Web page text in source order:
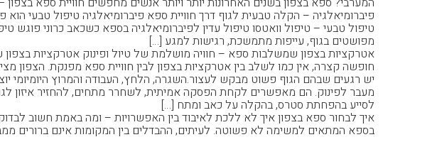
פיברומיאלגיה – הקלה טבעית לגוף דרך חוויית ספא פיברומיאלגיה טיפול טבעי הוא
טיפול טבעי – טיפול וואטסו טיפול עדין לפיברומיאלגיה בספא כשכאב כרוני פוגש
מפושטים בגוף, עייפות מתמשכת, רגישות למגע […]
אטרקציות בצפון שמשלבות ספא – חוויה מושלמת של טיול ופינוק אטרקציות
חופשה קצרה, אין כמו לשלב בין אטרקציות בצפון לבין חוויית ספא מפנקת. הצפון
יש רגעים שבהם הגוף פשוט מבקש לעצור.השגרה, הלחץ, העבודה והמרוץ היומיומי
מעבר לפינוק. הם מאפשרים לקחת הפסקה אמיתית, לשחרר מתחים, להחזיר איזון
לסייע בהפחתת סטרס, בהקלה על כאב ומתח […]
איך לבחור ספא בצפון איך לא ללכת לאיבוד בין האפשרויות – ומה באמת חשוב
בספא המתאים למשימה לא פשוטה. לעיתים, ההבדלים בין המקומות אינם ברורים